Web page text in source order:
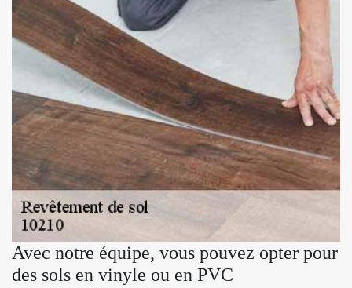
Avec notre équipe, vous pouvez opter pour
des sols en vinyle ou en PVC